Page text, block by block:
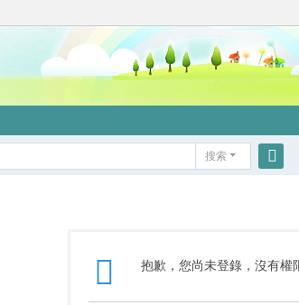
搜索
抱歉，您尚未登錄，沒有權